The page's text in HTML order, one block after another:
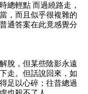
總輕點 而過繞路走，
，而且似乎很複雜的
通答案在此竟感覺分
脫，但某些陰影永遠
走。但話說回來，如
足以心碎；往昔總過